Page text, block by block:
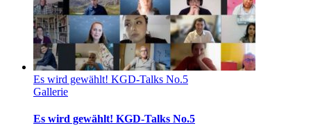
Es wird gewählt! KGD-Talks No.5
Gallerie
Es wird gewählt! KGD-Talks No.5